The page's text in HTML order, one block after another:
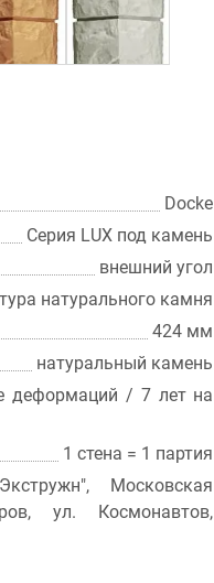
Docke
Серия LUX под камень
внешний угол
натурального камня
424 мм
натуральный камень
деформаций / 7 лет на
1 стена = 1 партия
Московская
ул. Космонавтов,